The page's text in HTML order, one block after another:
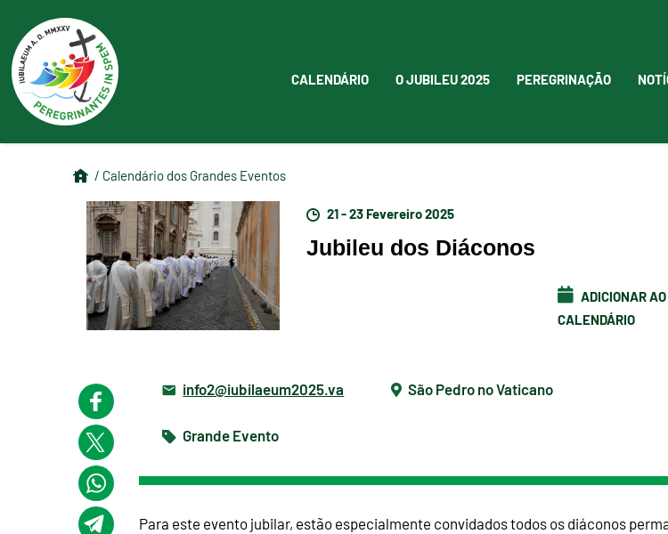
CALENDÁRIO O JUBILEU 2025 PEREGRINAÇÃO
/ Calendário dos Grandes Eventos
21 - 23 Fevereiro 2025
Jubileu dos Diáconos
ADICIONAR AO
CALENDÁRIO
info2@iubilaeum2025.va São Pedro no Vaticano
Grande Evento
Para este evento jubilar, estão especialmente convidados todos os diáconos